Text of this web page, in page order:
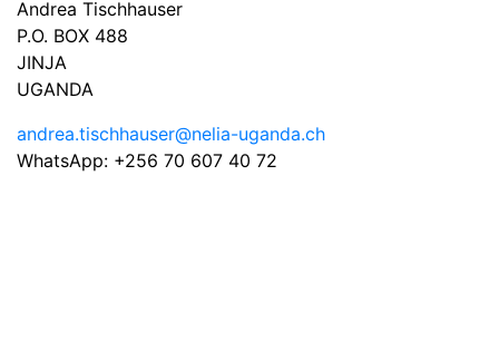
Andrea Tischhauser
P.O. BOX 488
JINJA
UGANDA
andrea.tischhauser@nelia-uganda.ch
WhatsApp: +256 70 607 40 72